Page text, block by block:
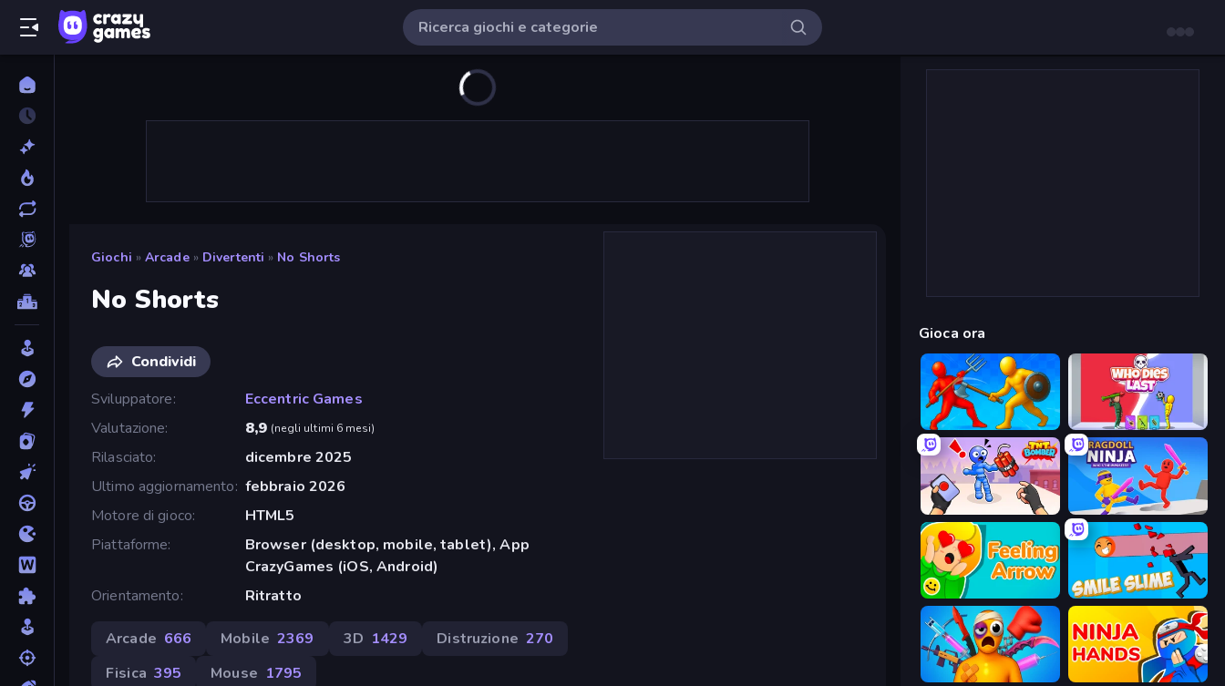
Giochi » Arcade » Divertenti » No Shorts
No Shorts
Condividi
Sviluppatore
Eccentric Games
Valutazione
8,9 (negli ultimi 6 mesi)
Rilasciato
dicembre 2025
Ultimo aggiornamento febbraio 2026
Motore di gioco
HTML5
Piattaforme
Browser (desktop, mobile, tablet), App
CrazyGames (iOS, Android)
Orientamento
Ritratto
Arcade 666 Mobile 2369 3D 1429 Distruzione 270
Fisica 395 Mouse 1795
Gioca ora
Epic Sword Battle! Fight in Arena Who Dies Last?
TNT Bomber Ragdoll Ninja: Imposter Hero
Feeling Arrow Smile Slime
Fun Ragdoll Challenge! Ninja Hands